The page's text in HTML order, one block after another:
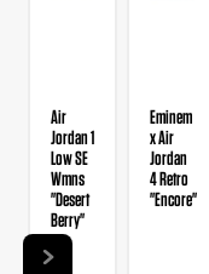
Air
Jordan 1
Low SE
Wmns
"Desert
Berry"
Eminem
x Air
Jordan
4 Retro
"Encore"